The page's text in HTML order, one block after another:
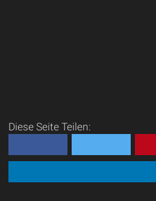
Diese Seite Teilen: